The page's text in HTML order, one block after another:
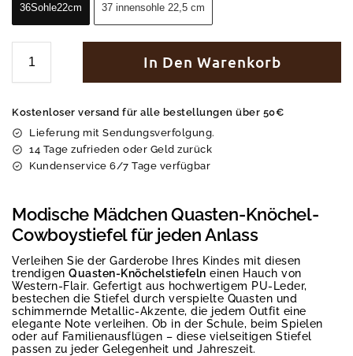
36Sohle22cm 37 innensohle 22,5 cm
In Den Warenkorb
Kostenloser versand für alle bestellungen über 50€
Lieferung mit Sendungsverfolgung.
14 Tage zufrieden oder Geld zurück
Kundenservice 6/7 Tage verfügbar
Modische Mädchen Quasten-Knöchel-
Cowboystiefel für jeden Anlass
Verleihen Sie der Garderobe Ihres Kindes mit diesen
trendigen Quasten-Knöchelstiefeln einen Hauch von
Western-Flair. Gefertigt aus hochwertigem PU-Leder,
bestechen die Stiefel durch verspielte Quasten und
schimmernde Metallic-Akzente, die jedem Outfit eine
elegante Note verleihen. Ob in der Schule, beim Spielen
oder auf Familienausflügen – diese vielseitigen Stiefel
passen zu jeder Gelegenheit und Jahreszeit.